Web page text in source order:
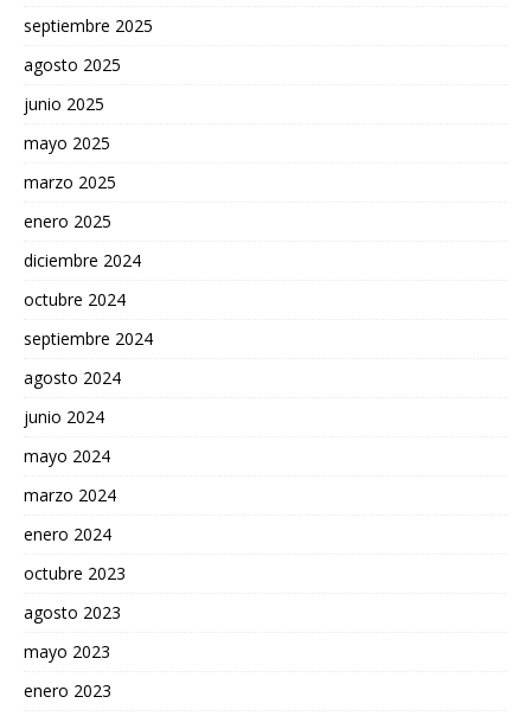
septiembre 2025
agosto 2025
junio 2025
mayo 2025
marzo 2025
enero 2025
diciembre 2024
octubre 2024
septiembre 2024
agosto 2024
junio 2024
mayo 2024
marzo 2024
enero 2024
octubre 2023
agosto 2023
mayo 2023
enero 2023